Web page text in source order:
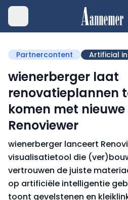
Partnercontent Artificial
wienerberger laat
renovatieplannen
komen met
Renoviewer
wienerberger lanceert
visualisatietool die
vertrouwen de juiste
op artificiële intelligentie
toont gevelstenen en